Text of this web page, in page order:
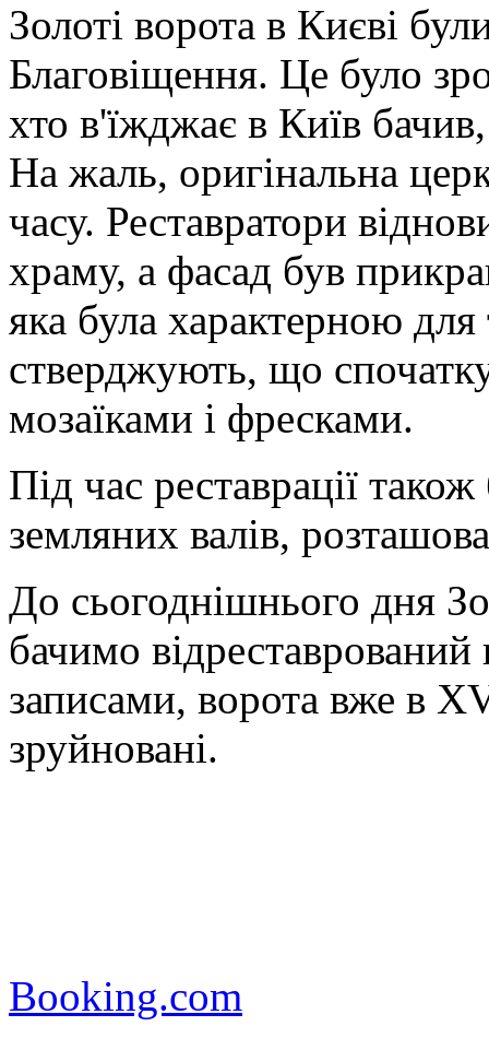
Золоті ворота в Києві
Благовіщення. Це було
хто в'їжджає в Київ
На жаль, оригінальна
часу. Реставратори
храму, а фасад був
яка була характерною
стверджують, що
мозаїками і фресками.
Під час реставрації
земляних валів,
До сьогоднішнього дня
бачимо відреставрований
записами, ворота вже в
зруйновані.
Booking.com